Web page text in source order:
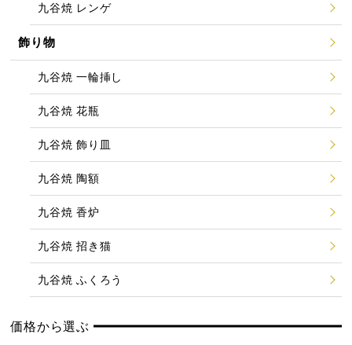
九谷焼 レンゲ
飾り物
九谷焼 一輪挿し
九谷焼 花瓶
九谷焼 飾り皿
九谷焼 陶額
九谷焼 香炉
九谷焼 招き猫
九谷焼 ふくろう
価格から選ぶ